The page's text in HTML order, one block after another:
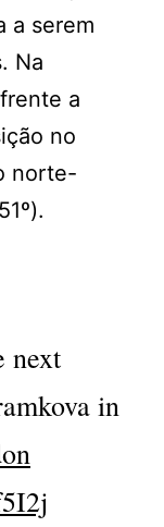
a serem
Na
a
no
norte-
next
in